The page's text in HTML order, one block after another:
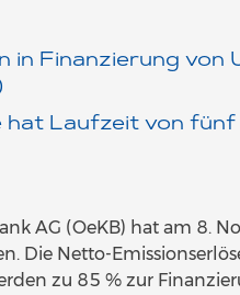
in Finanzierung von
hat Laufzeit von fünf
AG (OeKB) hat am 8.
Die Netto-
zu 85 % zur